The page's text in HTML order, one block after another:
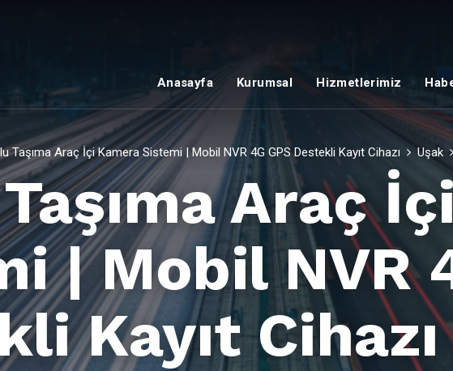
Anasayfa Kurumsal Hizmetlerimiz
Taşıma Araç İçi Kamera Sistemi | Mobil NVR 4G GPS Destekli Kayıt Cihazı Uşak
Araç
| Mobil NVR
Kayıt Cihazı